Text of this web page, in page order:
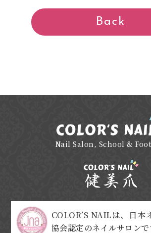
Back
Nail Salon, School & Foot
COLOR’S NAILは、日本
協会認定のネイルサロンで